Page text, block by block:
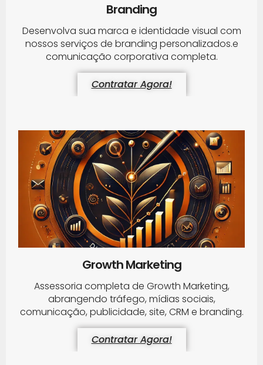
Branding
Desenvolva sua marca e identidade visual com
nossos serviços de branding personalizados.e
comunicação corporativa completa.
Contratar Agora!
Growth Marketing
Assessoria completa de Growth Marketing,
abrangendo tráfego, mídias sociais,
comunicação, publicidade, site, CRM e branding.
Contratar Agora!